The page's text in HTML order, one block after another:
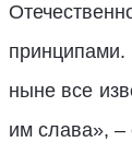
ныне все
им слава», –